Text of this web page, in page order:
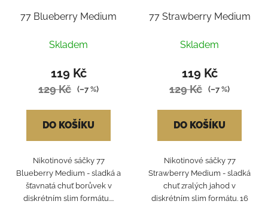
77 Blueberry Medium
Skladem
119 Kč
129 Kč (–7 %)
DO KOŠÍKU
Nikotinové sáčky 77
Blueberry Medium - sladká a
šťavnatá chuť borůvek v
diskrétním slim formátu....
77 Strawberry Medium
Skladem
119 Kč
129 Kč (–7 %)
DO KOŠÍKU
Nikotinové sáčky 77
Strawberry Medium - sladká
chuť zralých jahod v
diskrétním slim formátu. 16